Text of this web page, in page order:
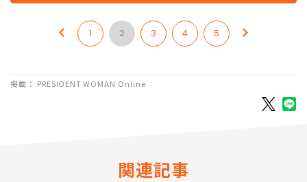
1 2 3 4 5
掲載： PRESIDENT WOMAN Online
関連記事